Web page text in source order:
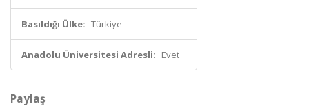
Basıldığı Ülke: Türkiye
Anadolu Üniversitesi Adresli: Evet
Paylaş